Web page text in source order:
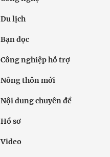
Du lịch
Bạn đọc
Công nghiệp hỗ trợ
Nông thôn mới
Nội dung chuyên đề
Hồ sơ
Video